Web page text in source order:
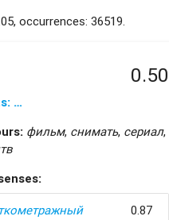
occurrences: 36519.
0.50
…
фильм, снимать, сериал,
0.87